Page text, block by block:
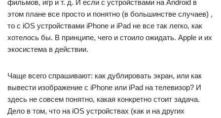
фильмов, игр и т. д. И если с устройствами на Android в
этом плане все просто и понятно (в большинстве случаев) ,
то с iOS устройствами iPhone и iPad не все так легко, как
хотелось бы. В принципе, чего и стоило ожидать. Apple и их
экосистема в действии.
Чаще всего спрашивают: как дублировать экран, или как
вывести изображение с iPhone или iPad на телевизор? И
здесь не совсем понятно, какая конкретно стоит задача.
Дело в том, что на iOS устройствах (как и на других